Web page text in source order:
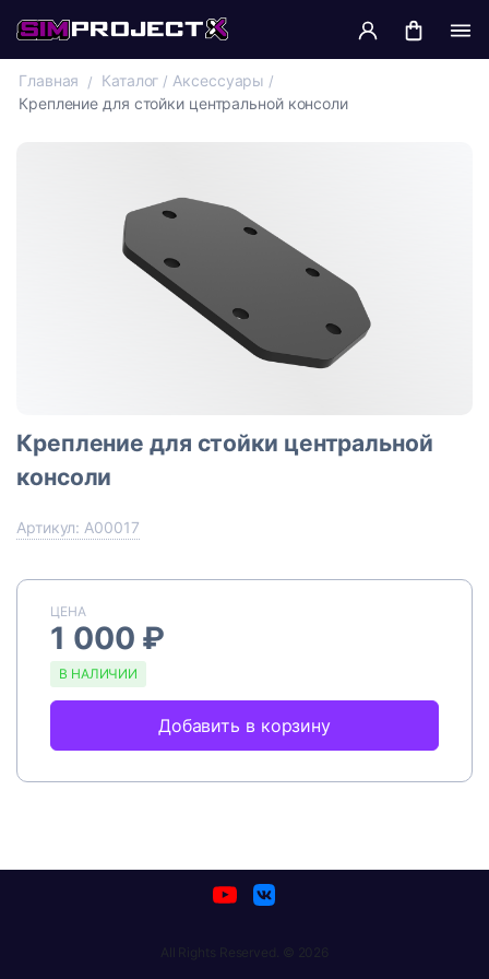
Главная Каталог
Аксессуары
Крепление для стойки центральной консоли
Крепление для стойки центральной
консоли
Артикул: A00017
ЦЕНА
1 000 ₽
В НАЛИЧИИ
Добавить в корзину
All Rights Reserved. © 2026